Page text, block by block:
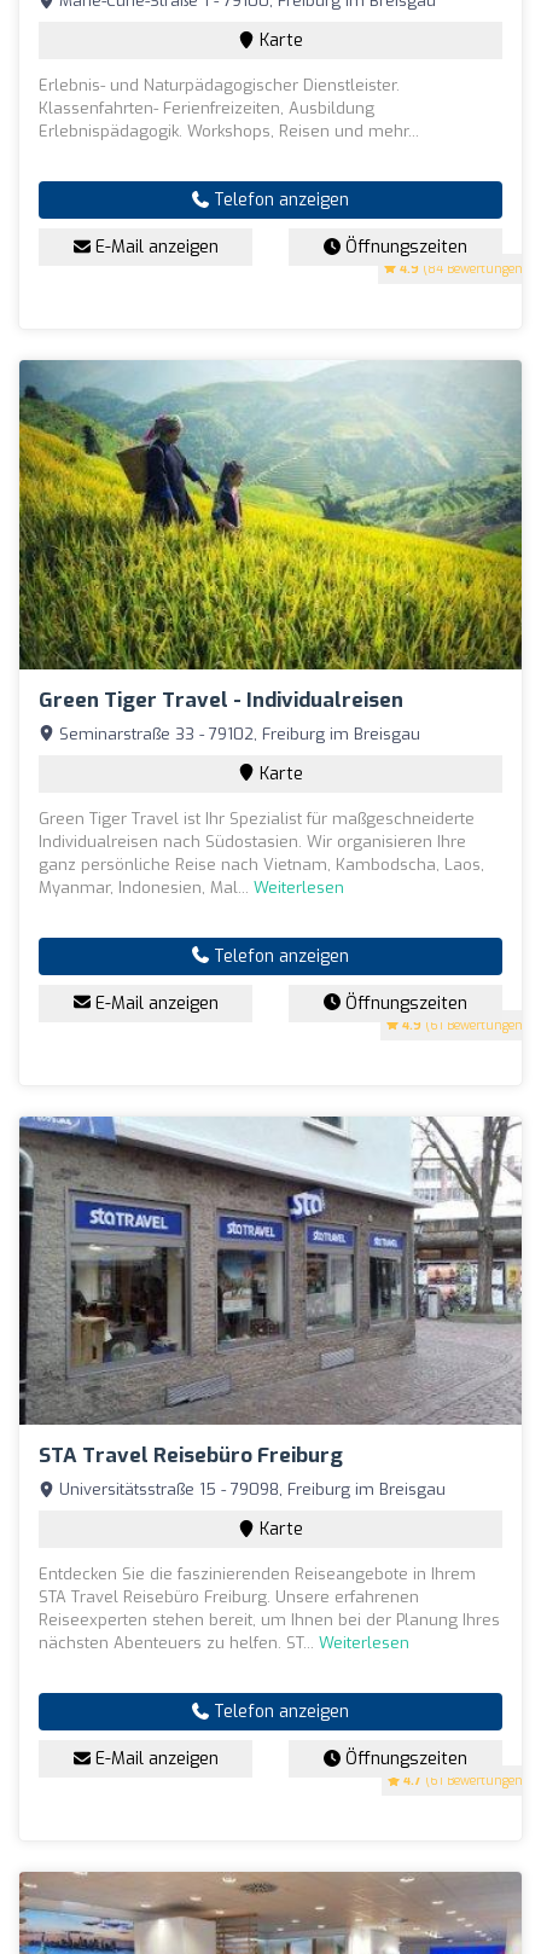
4.9 (84 Bewertungen)
Karte
Erlebnis- und Naturpädagogischer Dienstleister.
Klassenfahrten- Ferienfreizeiten, Ausbildung
Erlebnispädagogik. Workshops, Reisen und mehr...
Telefon anzeigen
E-Mail anzeigen Öffnungszeiten
Green Tiger Travel - Individualreisen
4.9 (61 Bewertungen)
Seminarstraße 33 - 79102, Freiburg im Breisgau
Karte
Green Tiger Travel ist Ihr Spezialist für maßgeschneiderte
Individualreisen nach Südostasien. Wir organisieren Ihre
ganz persönliche Reise nach Vietnam, Kambodscha, Laos,
Myanmar, Indonesien, Mal... Weiterlesen
Telefon anzeigen
E-Mail anzeigen Öffnungszeiten
STA Travel Reisebüro Freiburg
4.7 (61 Bewertungen)
Universitätsstraße 15 - 79098, Freiburg im Breisgau
Karte
Entdecken Sie die faszinierenden Reiseangebote in Ihrem
STA Travel Reisebüro Freiburg. Unsere erfahrenen
Reiseexperten stehen bereit, um Ihnen bei der Planung Ihres
nächsten Abenteuers zu helfen. ST... Weiterlesen
Telefon anzeigen
E-Mail anzeigen Öffnungszeiten